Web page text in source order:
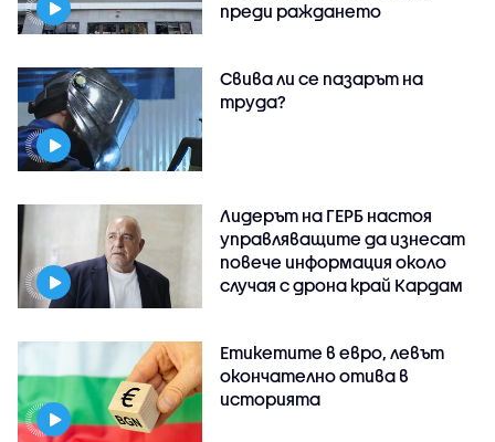
преди раждането
Свива ли се пазарът на
труда?
Лидерът на ГЕРБ настоя
управляващите да изнесат
повече информация около
случая с дрона край Кардам
Етикетите в евро, левът
окончателно отива в
историята